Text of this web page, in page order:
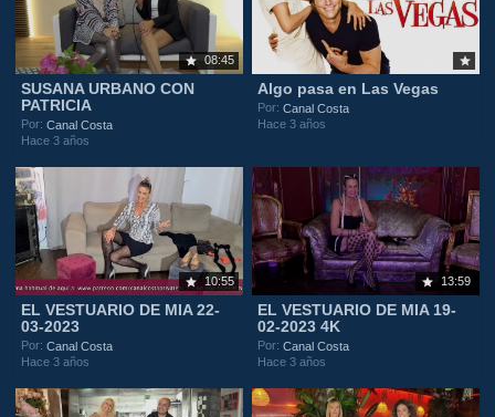
08:45
SUSANA URBANO CON
PATRICIA
Por:Canal Costa
Hace 3 años
Algo pasa en Las Vegas
Por:Canal Costa
Hace 3 años
10:55
EL VESTUARIO DE MIA 22-
03-2023
Por:Canal Costa
Hace 3 años
13:59
EL VESTUARIO DE MIA 19-
02-2023 4K
Por:Canal Costa
Hace 3 años